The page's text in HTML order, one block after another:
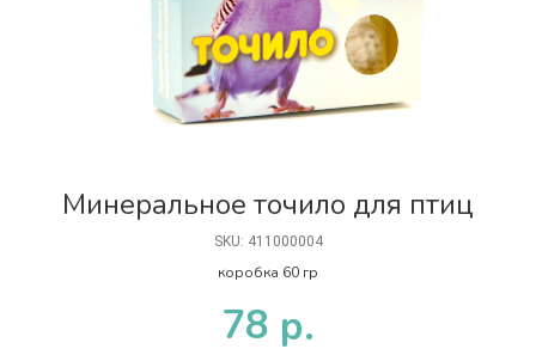
Минеральное точило для птиц
SKU: 411000004
коробка 60 гр
78 р.